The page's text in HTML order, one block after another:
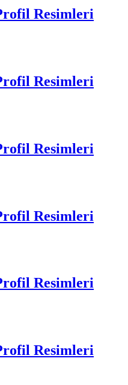
Resimleri
Resimleri
Resimleri
Resimleri
Resimleri
Resimleri